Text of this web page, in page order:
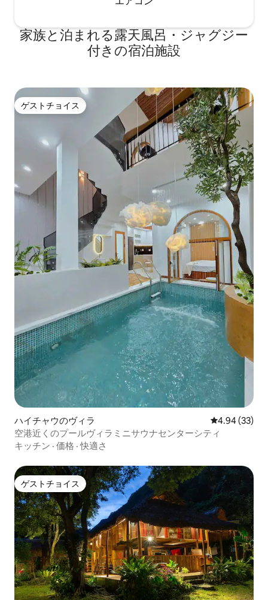
家族と泊まれる露天風呂・ジャグジー
付きの宿泊施設
ゲストチョイス
ゲストチョイス
ハイチャウのヴィラ レビュー33
4.94 (33)
空港近くのプールヴィラミニサウナセンターシティ
キッチン · 価格 ·快適さ
ゲストチョイス
ゲストチョイス